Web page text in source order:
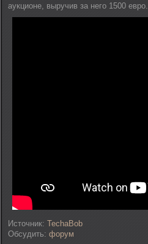
аукционе, выручив за него 1500 евро.
Источник: TechaBob
Обсудить: форум